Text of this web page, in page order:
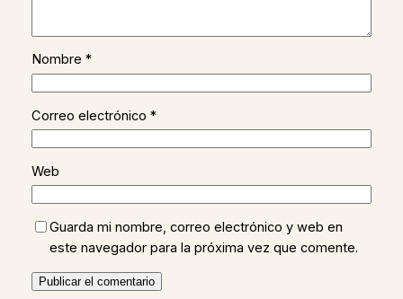
Nombre *
Correo electrónico *
Web
Guarda mi nombre, correo electrónico y web en
este navegador para la próxima vez que comente.